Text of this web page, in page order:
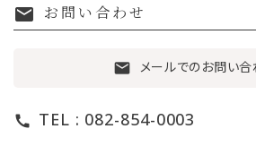
mail お問い合わせ
mail メールでのお問い合
call TEL : 082-854-0003